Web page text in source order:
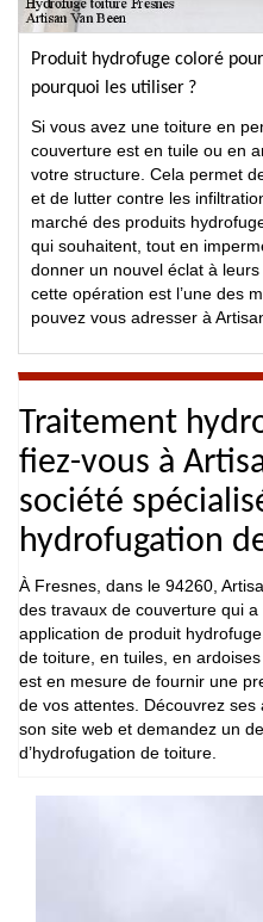
Produit hydrofuge coloré
pourquoi les utiliser ?
Si vous avez une toiture en
couverture est en tuile ou en
votre structure. Cela permet
et de lutter contre les
marché des produits
qui souhaitent, tout en
donner un nouvel éclat à
cette opération est l’une des
pouvez vous adresser à
Traitement
fiez-vous à
société
hydrofugation
À Fresnes, dans le 94260,
des travaux de couverture qui
application de produit
de toiture, en tuiles, en
est en mesure de fournir une
de vos attentes. Découvrez
son site web et demandez un
d’hydrofugation de toiture.